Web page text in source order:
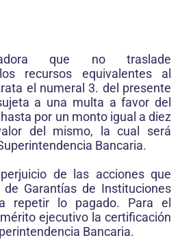
que no traslade
recursos equivalentes al
el numeral 3. del presente
a una multa a favor del
por un monto igual a diez
del mismo, la cual será
Bancaria.
de las acciones que
Garantías de Instituciones
repetir lo pagado. Para el
ejecutivo la certificación
Bancaria.